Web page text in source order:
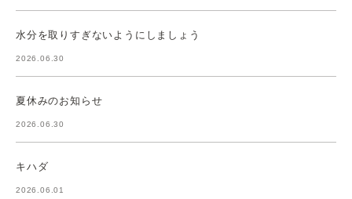
水分を取りすぎないようにしましょう
2026.06.30
夏休みのお知らせ
2026.06.30
キハダ
2026.06.01